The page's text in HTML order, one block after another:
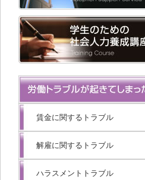
賃金に関するトラブル
解雇に関するトラブル
ハラスメントトラブル